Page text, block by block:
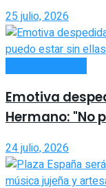
25 julio, 2026
Emotiva
Hermano: "No
24 julio, 2026